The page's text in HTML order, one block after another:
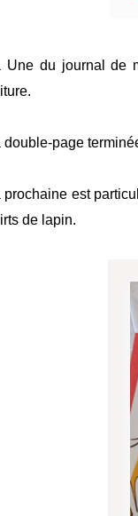
Une du journal de
double-page
prochaine est
de lapin.